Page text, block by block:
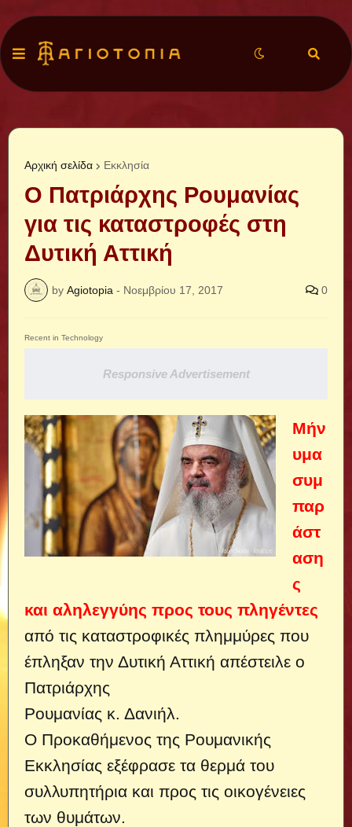
Αρχική σελίδα Εκκλησία
Ο Πατριάρχης Ρουμανίας
για τις καταστροφές στη
Δυτική Αττική
by Agiotopia - Νοεμβρίου 17, 2017 0
Recent in Technology
Responsive Advertisement
Μήν
υμα
συμ
παρ
άστ
αση
ς
και αληλεγγύης προς τους πληγέντες
από τις καταστροφικές πλημμύρες που
έπληξαν την Δυτική Αττική απέστειλε ο
Πατριάρχης
Ρουμανίας κ. Δανιήλ.
Ο Προκαθήμενος της Ρουμανικής
Εκκλησίας εξέφρασε τα θερμά του
συλλυπητήρια και προς τις οικογένειες
των θυμάτων.